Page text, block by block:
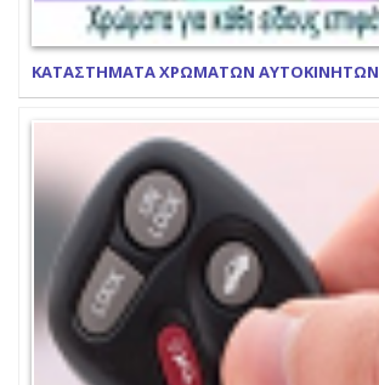
ΚΑΤΑΣΤΗΜΑΤΑ ΧΡΩΜΑΤΩΝ ΑΥΤΟΚΙΝΗΤΩΝ